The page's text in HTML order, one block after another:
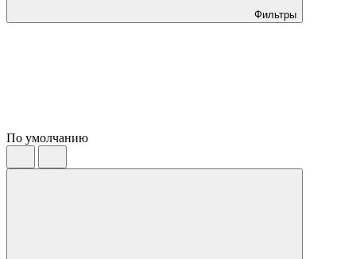
Фильтры
По умолчанию